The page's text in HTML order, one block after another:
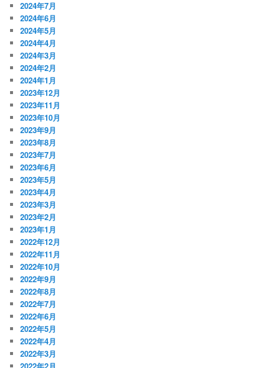
2024年7月
2024年6月
2024年5月
2024年4月
2024年3月
2024年2月
2024年1月
2023年12月
2023年11月
2023年10月
2023年9月
2023年8月
2023年7月
2023年6月
2023年5月
2023年4月
2023年3月
2023年2月
2023年1月
2022年12月
2022年11月
2022年10月
2022年9月
2022年8月
2022年7月
2022年6月
2022年5月
2022年4月
2022年3月